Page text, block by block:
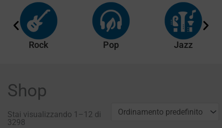
Rock Pop Jazz
Shop
Stai visualizzando 1–12 di
3298